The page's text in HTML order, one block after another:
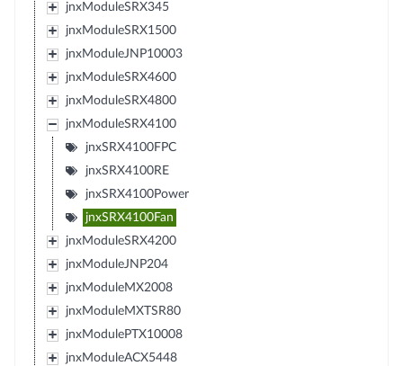
jnxModuleSRX345
jnxModuleSRX1500
jnxModuleJNP10003
jnxModuleSRX4600
jnxModuleSRX4800
jnxModuleSRX4100
jnxSRX4100FPC
jnxSRX4100RE
jnxSRX4100Power
jnxSRX4100Fan
jnxModuleSRX4200
jnxModuleJNP204
jnxModuleMX2008
jnxModuleMXTSR80
jnxModulePTX10008
jnxModuleACX5448